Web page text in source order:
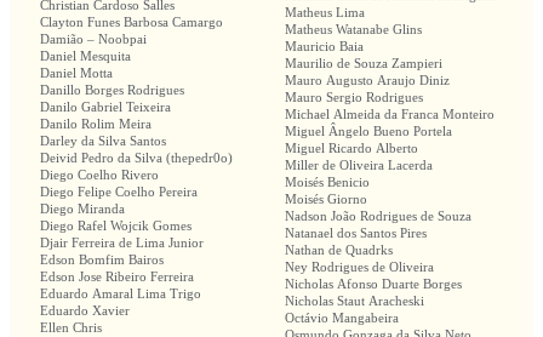
Christian Cardoso Salles
Clayton Funes Barbosa Camargo
Damião – Noobpai
Daniel Mesquita
Daniel Motta
Danillo Borges Rodrigues
Danilo Gabriel Teixeira
Danilo Rolim Meira
Darley da Silva Santos
Deivid Pedro da Silva (thepedr0o)
Diego Coelho Rivero
Diego Felipe Coelho Pereira
Diego Miranda
Diego Rafel Wojcik Gomes
Djair Ferreira de Lima Junior
Edson Bomfim Bairos
Edson Jose Ribeiro Ferreira
Eduardo Amaral Lima Trigo
Eduardo Xavier
Ellen Chris
Matheus Lima
Matheus Watanabe Glins
Mauricio Baia
Maurilio de Souza Zampieri
Mauro Augusto Araujo Diniz
Mauro Sergio Rodrigues
Michael Almeida da Franca Monteiro
Miguel Ângelo Bueno Portela
Miguel Ricardo Alberto
Miller de Oliveira Lacerda
Moisés Benicio
Moisés Giorno
Nadson João Rodrigues de Souza
Natanael dos Santos Pires
Nathan de Quadrks
Ney Rodrigues de Oliveira
Nicholas Afonso Duarte Borges
Nicholas Staut Aracheski
Octávio Mangabeira